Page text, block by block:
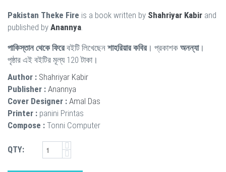
Pakistan Theke Fire is a book written by Shahriyar Kabir and
published by Anannya
পাকিস্তান থেকে ফিরেবইটি লিখেছেন শাহরিয়ার কবির। প্রকাশক অনন্যা।
পৃষ্ঠার এই বইটির মূল্য 120 টাকা।
Author : Shahriyar Kabir
Publisher : Anannya
Cover Designer : Amal Das
Printer : panini Printas
Compose : Tonni Computer
QTY: